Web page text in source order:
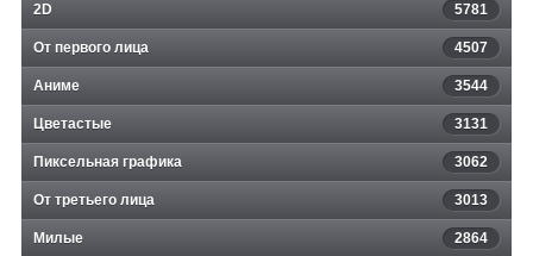
2D 5781
От первого лица 4507
Аниме 3544
Цветастые 3131
Пиксельная графика 3062
От третьего лица 3013
Милые 2864